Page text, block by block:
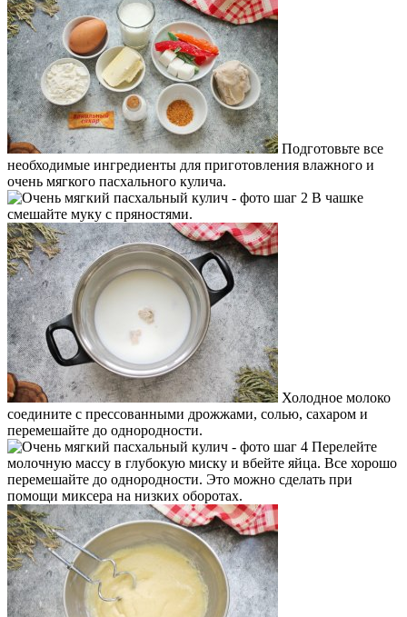
Подготовьте все
необходимые ингредиенты для приготовления влажного и
очень мягкого пасхального кулича.
В чашке
смешайте муку с пряностями.
Холодное молоко
соедините с прессованными дрожжами, солью, сахаром и
перемешайте до однородности.
Перелейте
молочную массу в глубокую миску и вбейте яйца. Все хорошо
перемешайте до однородности. Это можно сделать при
помощи миксера на низких оборотах.